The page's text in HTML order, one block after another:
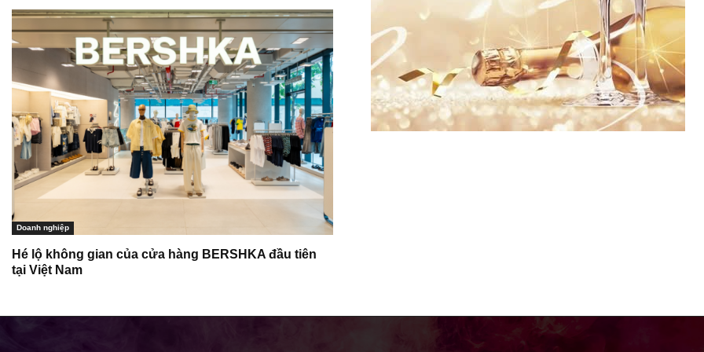
Doanh nghiệp
Hé lộ không gian của cửa hàng BERSHKA đầu tiên
tại Việt Nam